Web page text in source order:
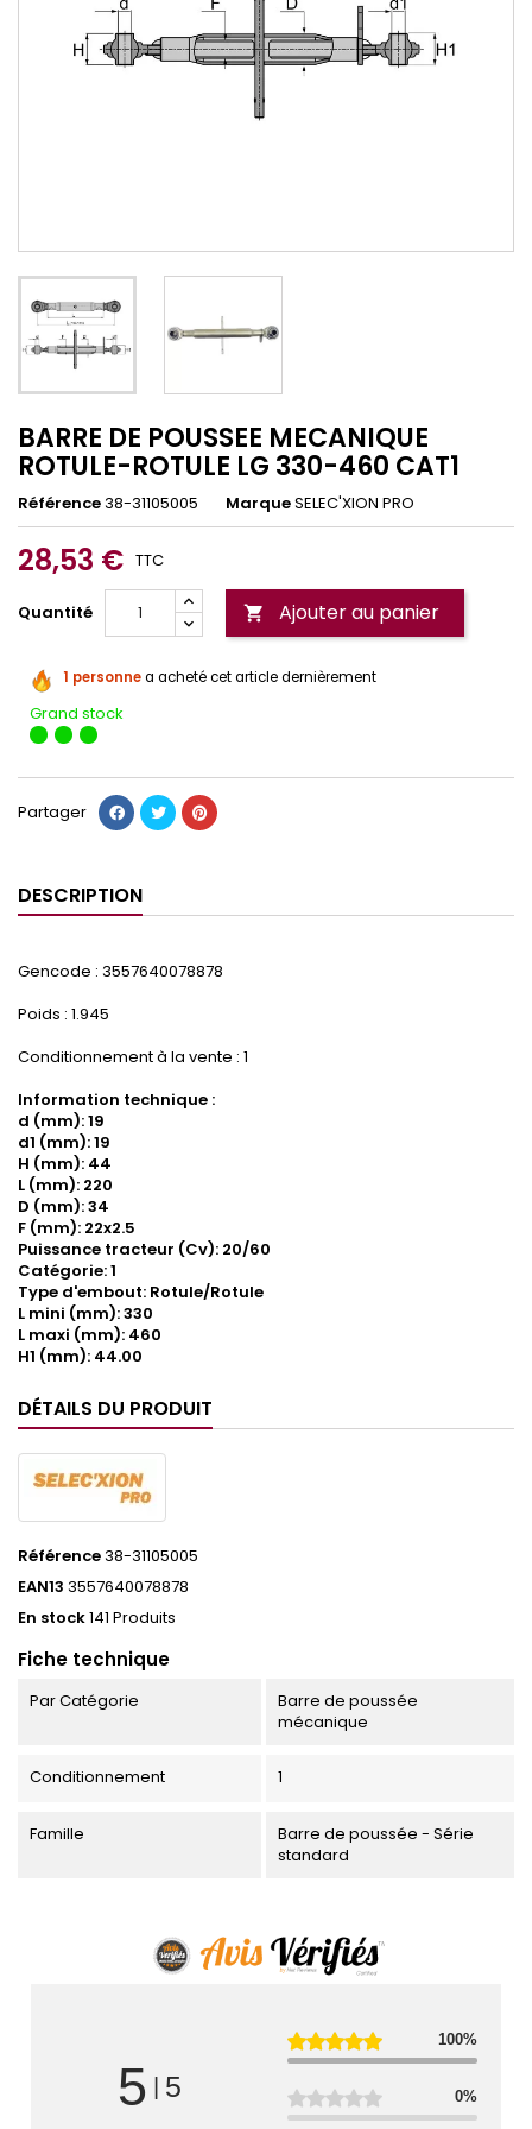
BARRE DE POUSSEE MECANIQUE
ROTULE-ROTULE LG 330-460 CAT1
Référence38-31105005 MarqueSELEC'XION PRO
28,53 € TTC
Quantité  Ajouter au panier
1 personnea acheté cet article dernièrement
Grand stock
Partager
DESCRIPTION
Gencode : 3557640078878
Poids : 1.945
Conditionnement à la vente : 1
Information technique :
d (mm): 19
d1 (mm): 19
H (mm): 44
L (mm): 220
D (mm): 34
F (mm): 22x2.5
Puissance tracteur (Cv): 20/60
Catégorie: 1
Type d'embout: Rotule/Rotule
L mini (mm): 330
L maxi (mm): 460
H1 (mm): 44.00
DÉTAILS DU PRODUIT
Référence38-31105005
EAN13 3557640078878
En stock141 Produits
Fiche technique
Par Catégorie
Barre de poussée
mécanique
Conditionnement 1
Famille
Barre de poussée - Série
standard
5 5
100%
0%